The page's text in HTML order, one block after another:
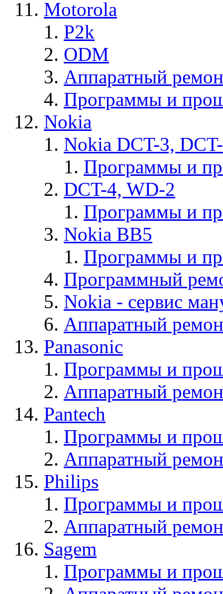
Motorola
P2k
ODM
Аппаратный
Программы и
Nokia
Nokia DCT-3,
Программы и
DCT-4, WD-2
Программы и
Nokia BB5
Программы и
Программный
Nokia - cервис
Аппаратный
Panasonic
Программы и
Аппаратный
Pantech
Программы и
Аппаратный
Philips
Программы и
Аппаратный
Sagem
Программы и